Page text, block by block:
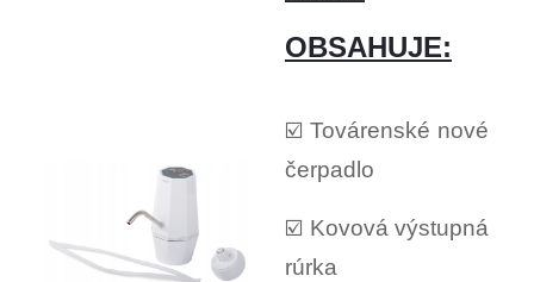
OBSAHUJE:
☑️ Továrenské nové
čerpadlo
☑️ Kovová výstupná
rúrka